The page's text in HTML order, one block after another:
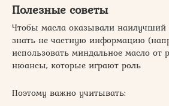
Полезные советы
Чтобы масла оказывали
знать не частную информацию
использовать миндальное масло от
нюансы, которые играют роль
Поэтому важно учитывать: